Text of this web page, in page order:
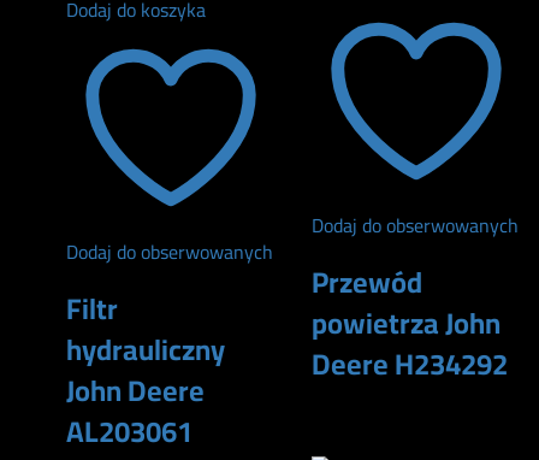
Dodaj do koszyka
Dodaj do obserwowanych
Filtr
hydrauliczny
John Deere
AL203061
Dodaj do obserwowanych
Przewód
powietrza John
Deere H234292